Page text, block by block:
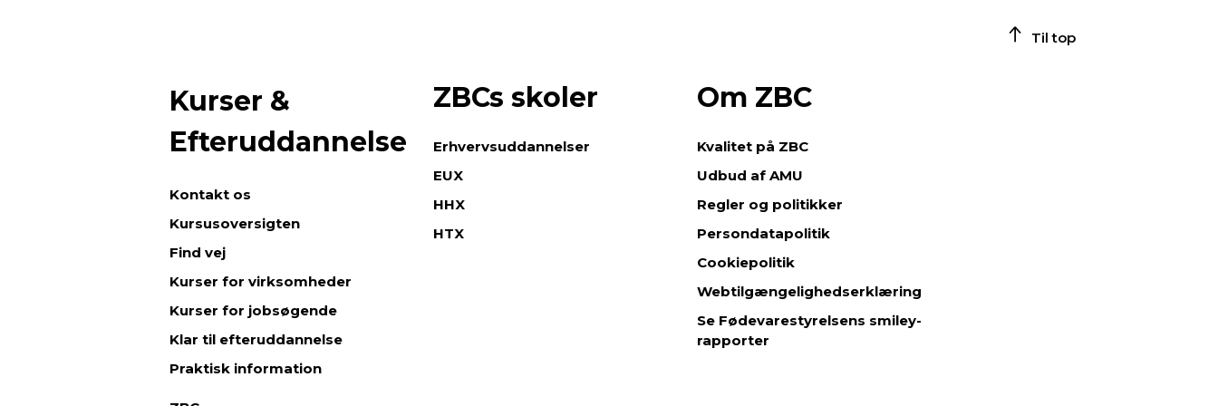
Til top
Kurser &
Efteruddannelse
Kontakt os
Kursusoversigten
Find vej
Kurser for virksomheder
Kurser for jobsøgende
Klar til efteruddannelse
Praktisk information
ZBCs skoler
Erhvervsuddannelser
EUX
HHX
HTX
Om ZBC
Kvalitet på ZBC
Udbud af AMU
Regler og politikker
Persondatapolitik
Cookiepolitik
Webtilgængelighedserklæring
Se Fødevarestyrelsens smiley-
rapporter